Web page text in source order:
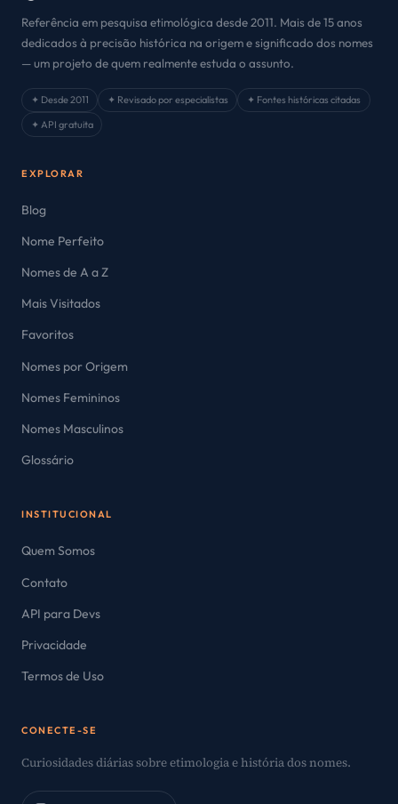
Referência em pesquisa etimológica desde 2011. Mais de 15 anos
dedicados à precisão histórica na origem e significado dos nomes
— um projeto de quem realmente estuda o assunto.
✦ Desde 2011 ✦ Revisado por especialistas
✦ Fontes históricas citadas
✦ API gratuita
EXPLORAR
Blog
Nome Perfeito
Nomes de A a Z
Mais Visitados
Favoritos
Nomes por Origem
Nomes Femininos
Nomes Masculinos
Glossário
INSTITUCIONAL
Quem Somos
Contato
API para Devs
Privacidade
Termos de Uso
CONECTE-SE
Curiosidades diárias sobre etimologia e história dos nomes.